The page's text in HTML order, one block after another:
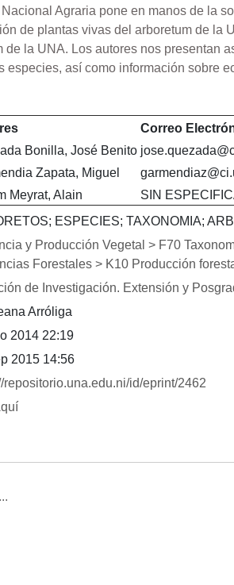
Agraria pone en manos de la
de plantas vivas del arboretum de
de la UNA. Los autores nos
especies, así como información sobre
Correo
Bonilla, José Benito
Zapata, Miguel
Meyrat, Alain
SIN
ESPECIES; TAXONOMIA;
y Producción Vegetal > F70
Forestales > K10 Producción
de Investigación. Extensión y
Arróliga
2014 22:19
2015 14:56
repositorio.una.edu.ni/id/eprint/2462